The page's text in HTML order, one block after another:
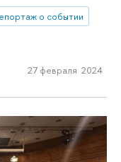
о событии
27 февраля 2024